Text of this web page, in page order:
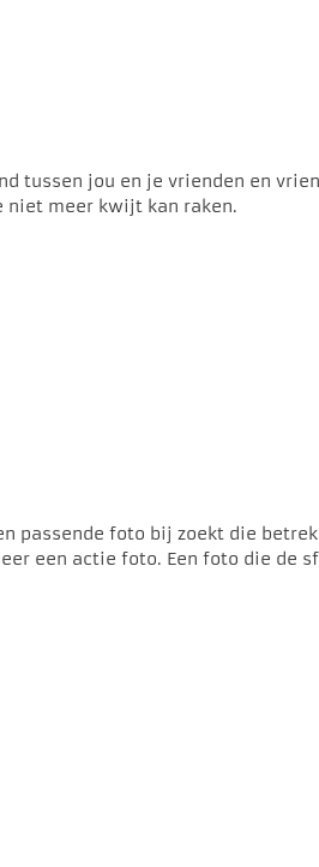
tussen jou en je vrienden en
niet meer kwijt kan raken.
passende foto bij zoekt die
een actie foto. Een foto die de